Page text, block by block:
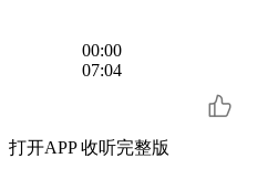
00:00
07:04
打开APP 收听完整版